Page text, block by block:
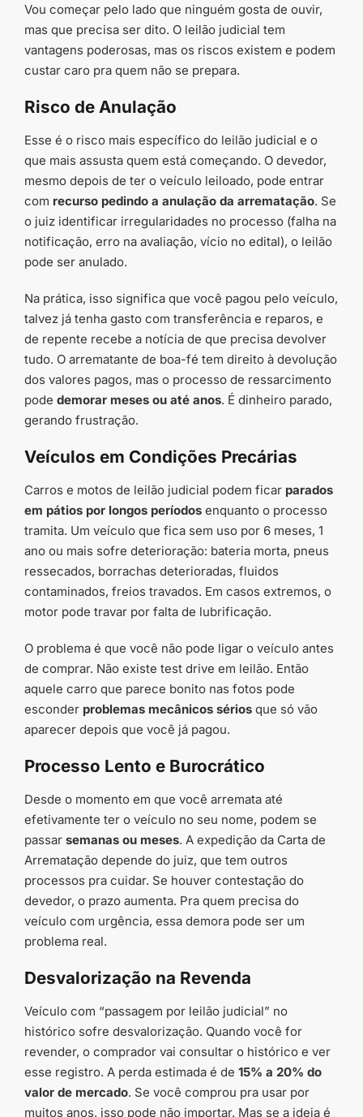
Vou começar pelo lado que ninguém gosta de ouvir,
mas que precisa ser dito. O leilão judicial tem
vantagens poderosas, mas os riscos existem e podem
custar caro pra quem não se prepara.
Risco de Anulação
Esse é o risco mais específico do leilão judicial e o
que mais assusta quem está começando. O devedor,
mesmo depois de ter o veículo leiloado, pode entrar
com recurso pedindo a anulação da arrematação. Se
o juiz identificar irregularidades no processo (falha na
notificação, erro na avaliação, vício no edital), o leilão
pode ser anulado.
Na prática, isso significa que você pagou pelo veículo,
talvez já tenha gasto com transferência e reparos, e
de repente recebe a notícia de que precisa devolver
tudo. O arrematante de boa-fé tem direito à devolução
dos valores pagos, mas o processo de ressarcimento
pode demorar meses ou até anos. É dinheiro parado,
gerando frustração.
Veículos em Condições Precárias
Carros e motos de leilão judicial podem ficar parados
em pátios por longos períodos enquanto o processo
tramita. Um veículo que fica sem uso por 6 meses, 1
ano ou mais sofre deterioração: bateria morta, pneus
ressecados, borrachas deterioradas, fluidos
contaminados, freios travados. Em casos extremos, o
motor pode travar por falta de lubrificação.
O problema é que você não pode ligar o veículo antes
de comprar. Não existe test drive em leilão. Então
aquele carro que parece bonito nas fotos pode
esconder problemas mecânicos sérios que só vão
aparecer depois que você já pagou.
Processo Lento e Burocrático
Desde o momento em que você arremata até
efetivamente ter o veículo no seu nome, podem se
passar semanas ou meses. A expedição da Carta de
Arrematação depende do juiz, que tem outros
processos pra cuidar. Se houver contestação do
devedor, o prazo aumenta. Pra quem precisa do
veículo com urgência, essa demora pode ser um
problema real.
Desvalorização na Revenda
Veículo com “passagem por leilão judicial” no
histórico sofre desvalorização. Quando você for
revender, o comprador vai consultar o histórico e ver
esse registro. A perda estimada é de 15% a 20% do
valor de mercado. Se você comprou pra usar por
muitos anos, isso pode não importar. Mas se a ideia é